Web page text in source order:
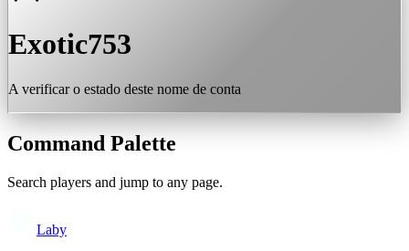
Exotic753
A verificar o estado deste nome de conta
Command Palette
Search players and jump to any page.
Laby